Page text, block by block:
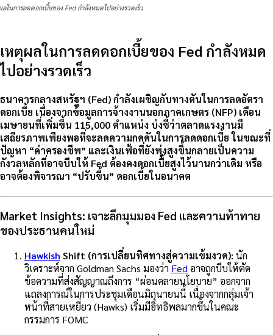
ลในการลดดอกเบี้ยของ Fed กำลังหมดไปอย่างรวดเร็ว
เหตุผลในการลดดอกเบี้ยของ Fed กำลังหมด
ไปอย่างรวดเร็ว
ธนาคารกลางสหรัฐฯ (Fed) กำลังเผชิญกับทางตันในการลดอัตรา
ดอกเบี้ย เนื่องจากข้อมูลการจ้างงานนอกภาคเกษตร (NFP) เดือน
เมษายนที่เพิ่มขึ้น 115,000 ตำแหน่ง บ่งชี้ว่าตลาดแรงงานมี
เสถียรภาพเพียงพอที่จะลดความกดดันในการลดดอกเบี้ย ในขณะที่
ปัญหา “ค่าครองชีพ” และเงินเฟ้อที่ยังพุ่งสูงขึ้นกลายเป็นความ
กังวลหลักที่อาจบีบให้ Fed ต้องคงดอกเบี้ยสูงไว้นานกว่าเดิม หรือ
อาจต้องพิจารณา “ปรับขึ้น” ดอกเบี้ยในอนาคต
Market Insights: เจาะลึกมุมมอง Fed และความท้าทาย
ของประธานคนใหม่
Hawkish Shift (การเปลี่ยนทิศทางสู่ความเข้มงวด): นัก
วิเคราะห์จาก Goldman Sachs มองว่า Fed อาจถูกบีบให้ตัด
ข้อความที่ส่งสัญญาณถึงการ “ผ่อนคลายนโยบาย” ออกจาก
แถลงการณ์ในการประชุมเดือนมิถุนายนนี้ เนื่องจากกลุ่มเจ้า
หน้าที่สายเหยี่ยว (Hawks) เริ่มมีอิทธิพลมากขึ้นในคณะ
กรรมการ FOMC